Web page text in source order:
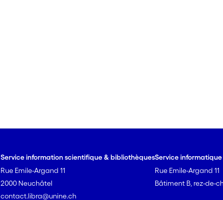
Service information scientifique & bibliothèques
Rue Emile-Argand 11
2000 Neuchâtel
contact.libra@unine.ch
Service
Rue Emile-Argand 11
Bâtiment B, rez-de-